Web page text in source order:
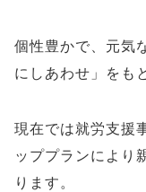
個性豊かで、元気
にしあわせ」をも
現在では就労支援
ッププランにより
ります。